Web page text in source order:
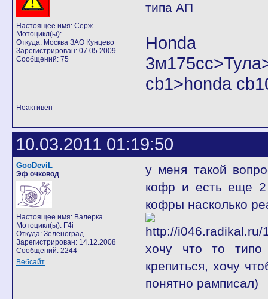
Настоящее имя: Серж
Мотоцикл(ы):
Откуда: Москва ЗАО Кунцево
Зарегистрирован: 07.05.2009
Сообщений: 75
типа АП
cb1>honda
Неактивен
10.03.2011 01:19:50
GooDeviL
Эф очковод
Настоящее имя: Валерка
Мотоцикл(ы): F4i
Откуда: Зеленоград
Зарегистрирован: 14.12.2008
Сообщений: 2244
Вебсайт
у меня такой
кофр и есть еще 2
кофры насколько
хочу что то типо
крепиться, хочу
понятно рамписал)